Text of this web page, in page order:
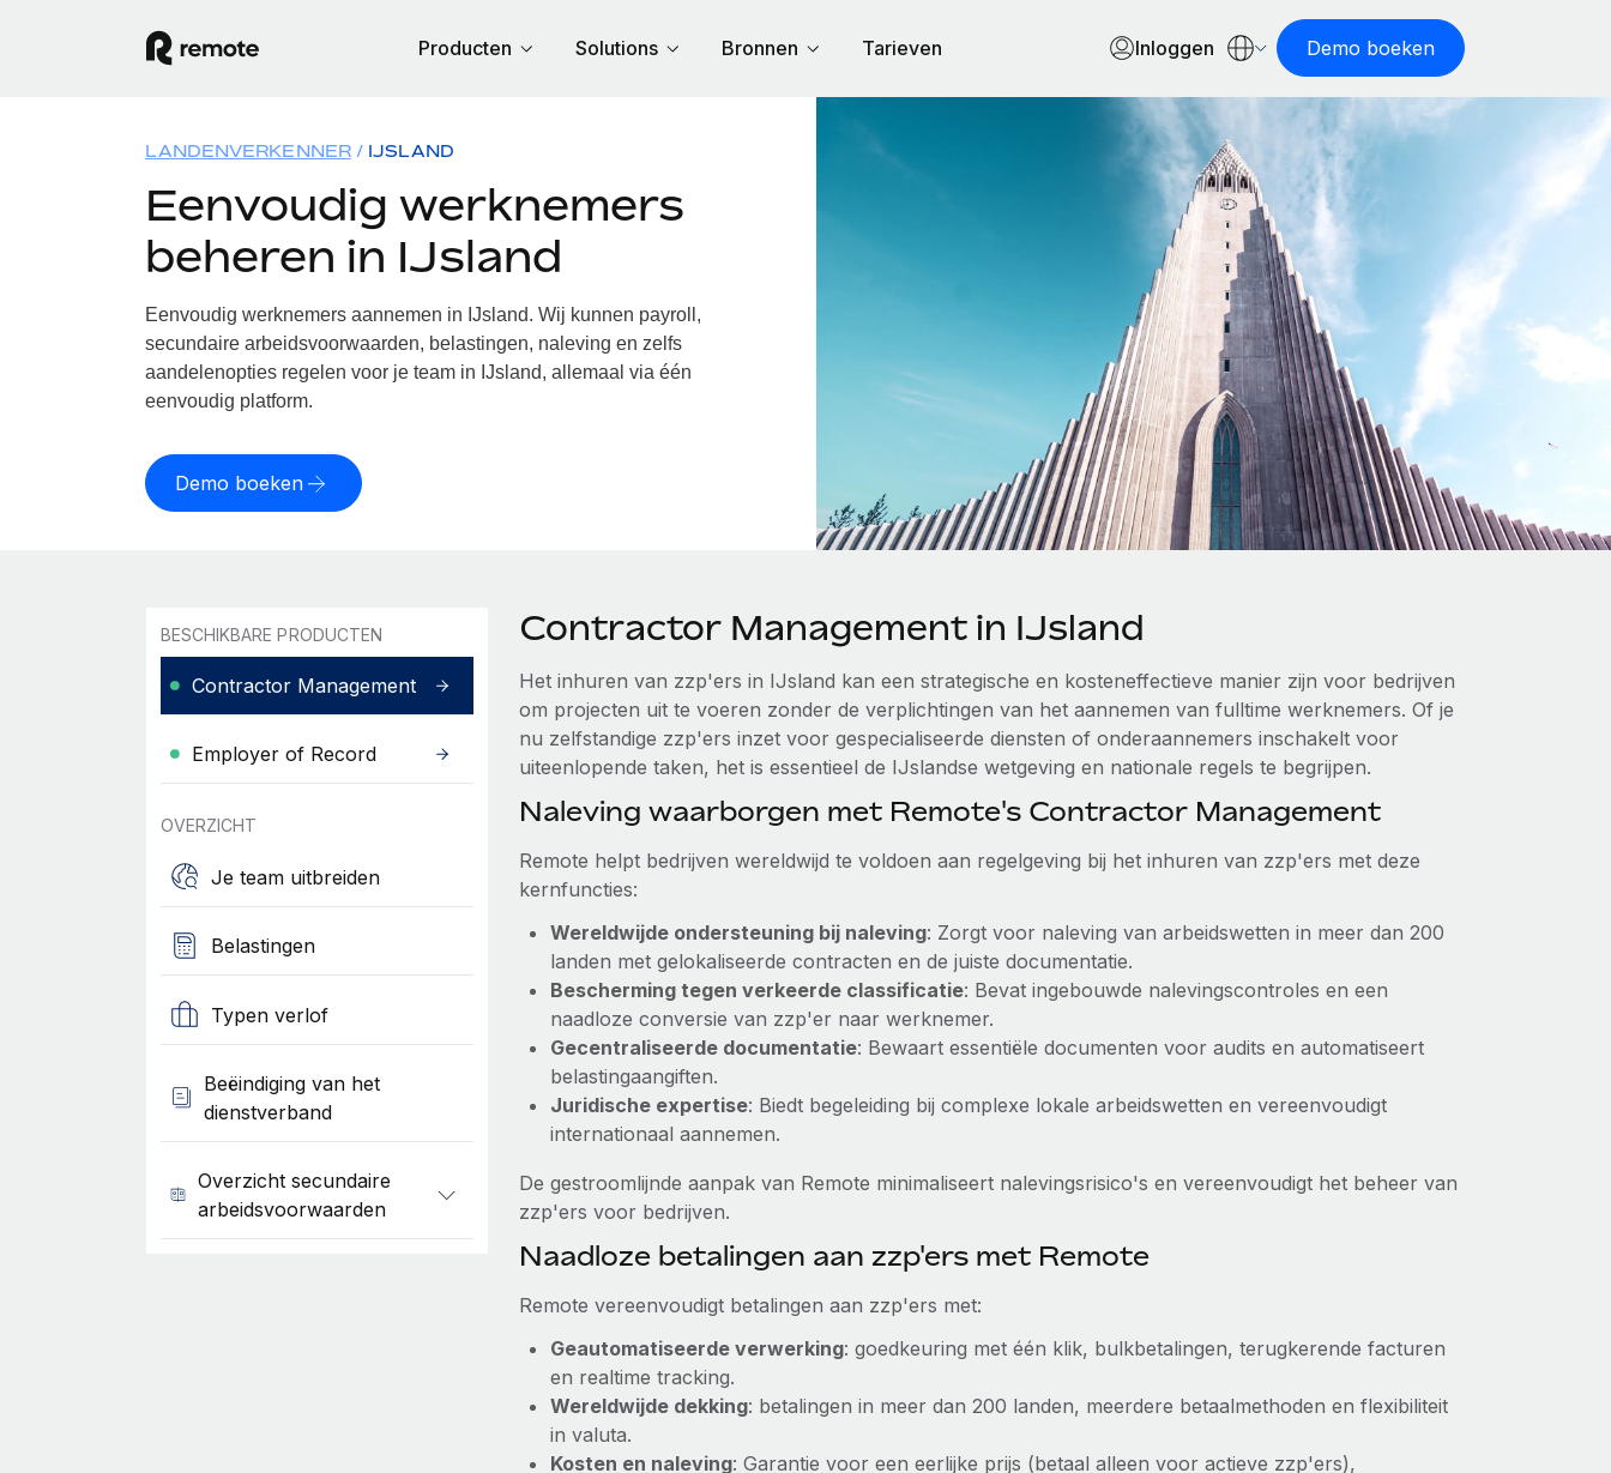
Producten Solutions Bronnen Tarieven Inloggen Demo boeken
LANDENVERKENNER IJSLAND
Eenvoudig werknemers
beheren in IJsland
Eenvoudig werknemers aannemen in IJsland. Wij kunnen payroll,
secundaire arbeidsvoorwaarden, belastingen, naleving en zelfs
aandelenopties regelen voor je team in IJsland, allemaal via één
eenvoudig platform.
Demo boeken
BESCHIKBARE PRODUCTEN
Contractor Management
Employer of Record
OVERZICHT
Je team uitbreiden
Belastingen
Typen verlof
Beëindiging van het
dienstverband
Overzicht secundaire
arbeidsvoorwaarden
Contractor Management in IJsland
Het inhuren van zzp'ers in IJsland kan een strategische en kosteneffectieve manier zijn voor bedrijven
om projecten uit te voeren zonder de verplichtingen van het aannemen van fulltime werknemers. Of je
nu zelfstandige zzp'ers inzet voor gespecialiseerde diensten of onderaannemers inschakelt voor
uiteenlopende taken, het is essentieel de IJslandse wetgeving en nationale regels te begrijpen.
Naleving waarborgen met Remote's Contractor Management
Remote helpt bedrijven wereldwijd te voldoen aan regelgeving bij het inhuren van zzp'ers met deze
kernfuncties:
Wereldwijde ondersteuning bij naleving: Zorgt voor naleving van arbeidswetten in meer dan 200
landen met gelokaliseerde contracten en de juiste documentatie.
Bescherming tegen verkeerde classificatie: Bevat ingebouwde nalevingscontroles en een
naadloze conversie van zzp'er naar werknemer.
Gecentraliseerde documentatie: Bewaart essentiële documenten voor audits en automatiseert
belastingaangiften.
Juridische expertise: Biedt begeleiding bij complexe lokale arbeidswetten en vereenvoudigt
internationaal aannemen.
De gestroomlijnde aanpak van Remote minimaliseert nalevingsrisico's en vereenvoudigt het beheer van
zzp'ers voor bedrijven.
Naadloze betalingen aan zzp'ers met Remote
Remote vereenvoudigt betalingen aan zzp'ers met:
Geautomatiseerde verwerking: goedkeuring met één klik, bulkbetalingen, terugkerende facturen
en realtime tracking.
Wereldwijde dekking: betalingen in meer dan 200 landen, meerdere betaalmethoden en flexibiliteit
in valuta.
Kosten en naleving: Garantie voor een eerlijke prijs (betaal alleen voor actieve zzp'ers),